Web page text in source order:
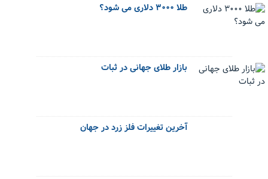
طلا ۳۰۰۰ دلاری می شود؟
بازار طلای جهانی در ثبات
آخرین تغییرات فلز زرد در جهان